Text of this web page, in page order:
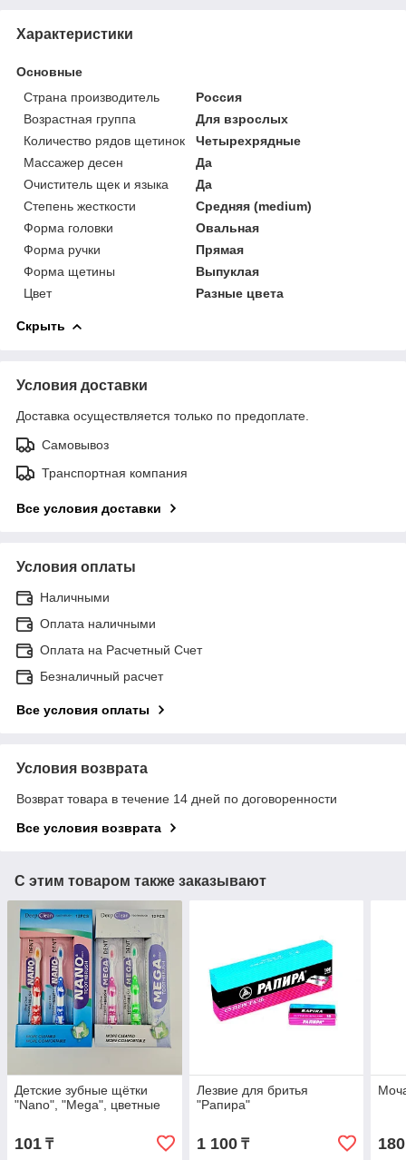
Характеристики
Основные
Страна производитель
Россия
Возрастная группа
Для взрослых
Количество рядов щетинок
Четырехрядные
Массажер десен
Да
Очиститель щек и языка
Да
Степень жесткости
Средняя (medium)
Форма головки
Овальная
Форма ручки
Прямая
Форма щетины
Выпуклая
Цвет
Разные цвета
Скрыть
Условия доставки
Доставка осуществляется только по предоплате.
Самовывоз
Транспортная компания
Все условия доставки
Условия оплаты
Наличными
Оплата наличными
Оплата на Расчетный Счет
Безналичный расчет
Все условия оплаты
Условия возврата
Возврат товара в течение 14 дней по договоренности
Все условия возврата
С этим товаром также заказывают
Детские зубные щётки
"Nano", "Mega", цветные
101 ₸
Лезвие для бритья
"Рапира"
1 100₸ 180